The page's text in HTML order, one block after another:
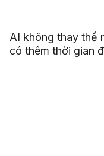
AI không thay thế
có thêm thời gian